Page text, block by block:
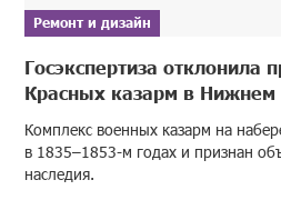
Ремонт и дизайн
Госэкспертиза отклонила
Красных казарм в Нижнем
Комплекс военных казарм на
в 1835–1853-м годах и признан
наследия.